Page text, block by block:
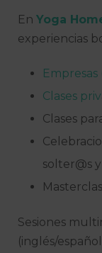
En Yoga
experiencias
Clases
Clases
solter@s
Sesiones
(inglés/